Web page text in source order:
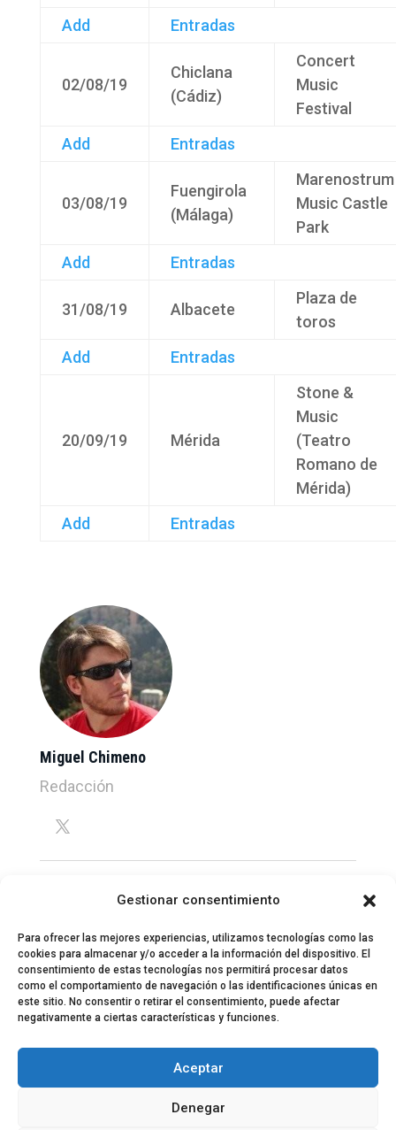
Gestionar consentimiento
Para ofrecer las mejores experiencias, utilizamos tecnologías como las
cookies para almacenar y/o acceder a la información del dispositivo. El
consentimiento de estas tecnologías nos permitirá procesar datos
como el comportamiento de navegación o las identificaciones únicas en
este sitio. No consentir o retirar el consentimiento, puede afectar
negativamente a ciertas características y funciones.
Aceptar
Denegar
Add
Entradas
02/08/19
Chiclana
(Cádiz)
Concert
Music
Festival
Add
Entradas
03/08/19
Fuengirola
(Málaga)
Marenostrum
Music Castle
Park
Add
Entradas
31/08/19 Albacete
Plaza de
toros
Add
Entradas
20/09/19 Mérida
Stone &
Music
(Teatro
Romano de
Mérida)
Add
Entradas
Miguel Chimeno
Redacción
Equipo EPDLT Contacto